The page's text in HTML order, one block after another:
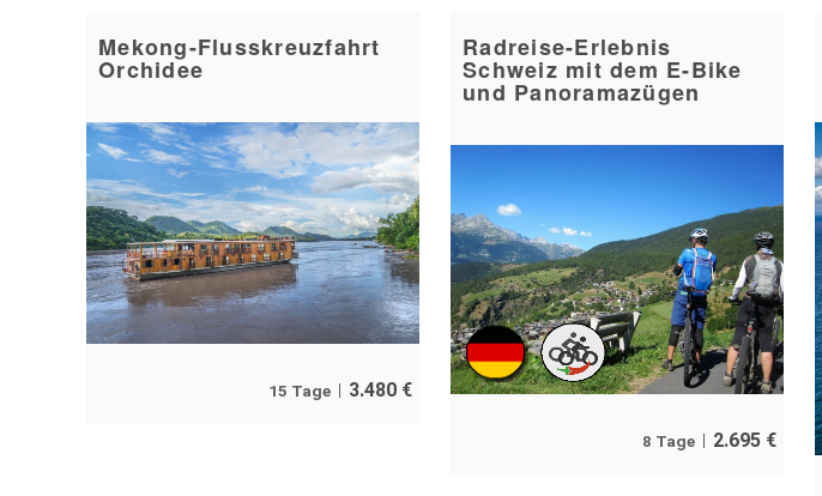
Mekong-Flusskreuzfahrt
Orchidee
15 Tage 3.480 €
Radreise-Erlebnis
Schweiz mit dem E-Bike
und Panoramazügen
8 Tage 2.695 €